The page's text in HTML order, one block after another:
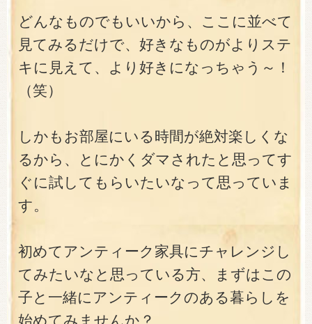
どんなものでもいいから、ここに並べて
見てみるだけで、好きなものがよりステ
キに見えて、より好きになっちゃう～！
（笑）
しかもお部屋にいる時間が絶対楽しくな
るから、とにかくダマされたと思ってす
ぐに試してもらいたいなって思っていま
す。
初めてアンティーク家具にチャレンジし
てみたいなと思っている方、まずはこの
子と一緒にアンティークのある暮らしを
始めてみませんか？